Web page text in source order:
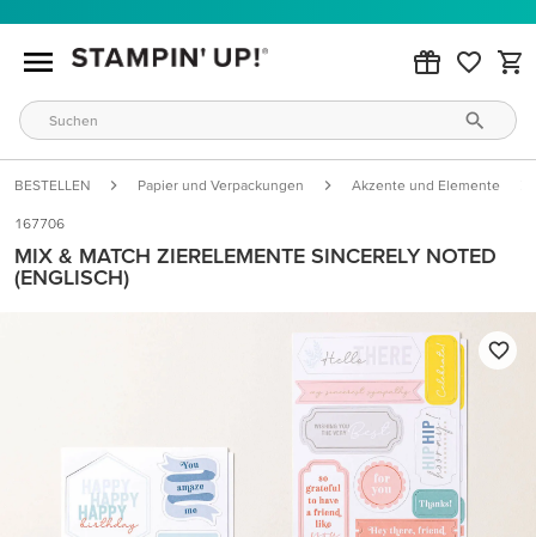
BESTELLEN Papier und Verpackungen Akzente und Elemente
167706
MIX & MATCH ZIERELEMENTE SINCERELY NOTED
(ENGLISCH)